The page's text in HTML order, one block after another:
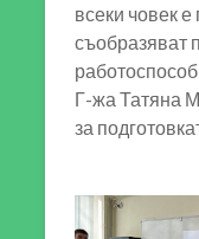
всеки човек
съобразяват
Г-жа Татяна
за